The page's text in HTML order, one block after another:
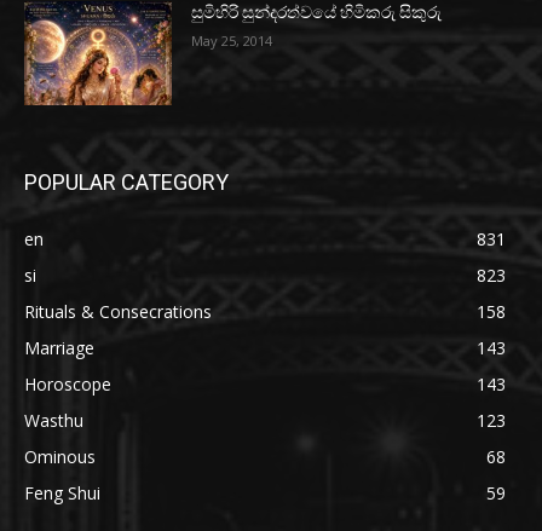
සුමිහිරි සුන්දරත්වයේ හිමිකරු සිකුරු
May 25, 2014
POPULAR CATEGORY
en
831
si
823
Rituals & Consecrations
158
Marriage
143
Horoscope
143
Wasthu
123
Ominous
68
Feng Shui
59